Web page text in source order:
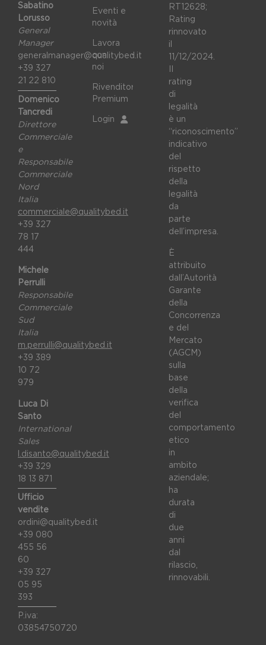
Sabatino
Lorusso
General
Manager
generalmanager@qualitybed.it
+39 327
21 22 810
Domenico
Tancredi
Direttore
Commerciale
e
Responsabile
Commerciale
Nord
Italia
commerciale@qualitybed.it
+39 327
78 17
444
Michele
Perrulli
Responsabile
Commerciale
Sud
Italia
m.perrulli@qualitybed.it
+39 389
10 72
979
Luca Di
Santo
International
Sales
l.disanto@qualitybed.it
+39 329
18 13 871
Ufficio
vendite
ordini@qualitybed.it
+39 080
455 56
60
+39 327
05 95
393
P.iva:
03854750720
Eventi e
novità
Lavora
con
noi
Rivenditori
Premium
Login
RT12628;
Rating
rinnovato
il
11/12/2024.
rating
di
legalità
è un
“riconoscimento”
indicativo
del
rispetto
della
legalità
da
parte
dell’impresa.
È
attribuito
dall’Autorità
Garante
della
Concorrenza
e del
Mercato
(AGCM)
sulla
base
della
verifica
del
comportamento
etico
in
ambito
aziendale;
ha
durata
di
due
anni
dal
rilascio,
rinnovabili.